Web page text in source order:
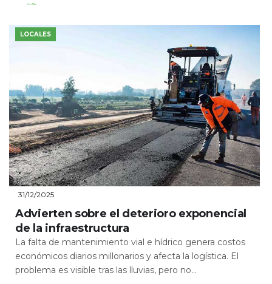
Leer Más
LOCALES
31/12/2025
Advierten sobre el deterioro exponencial
de la infraestructura
La falta de mantenimiento vial e hídrico genera costos
económicos diarios millonarios y afecta la logística. El
problema es visible tras las lluvias, pero no...